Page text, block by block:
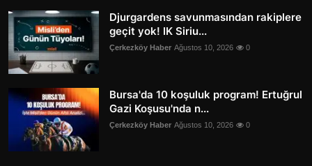
Djurgardens savunmasından rakiplere
geçit yok! IK Siriu...
Çerkezköy Haber Ağustos 10, 2026 0
Bursa'da 10 koşuluk program! Ertuğrul
Gazi Koşusu'nda n...
Çerkezköy Haber Ağustos 10, 2026 0